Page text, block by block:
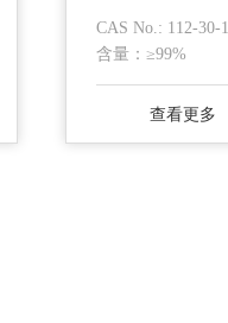
CAS No.: 112-30-1
含量：≥99%
查看更多